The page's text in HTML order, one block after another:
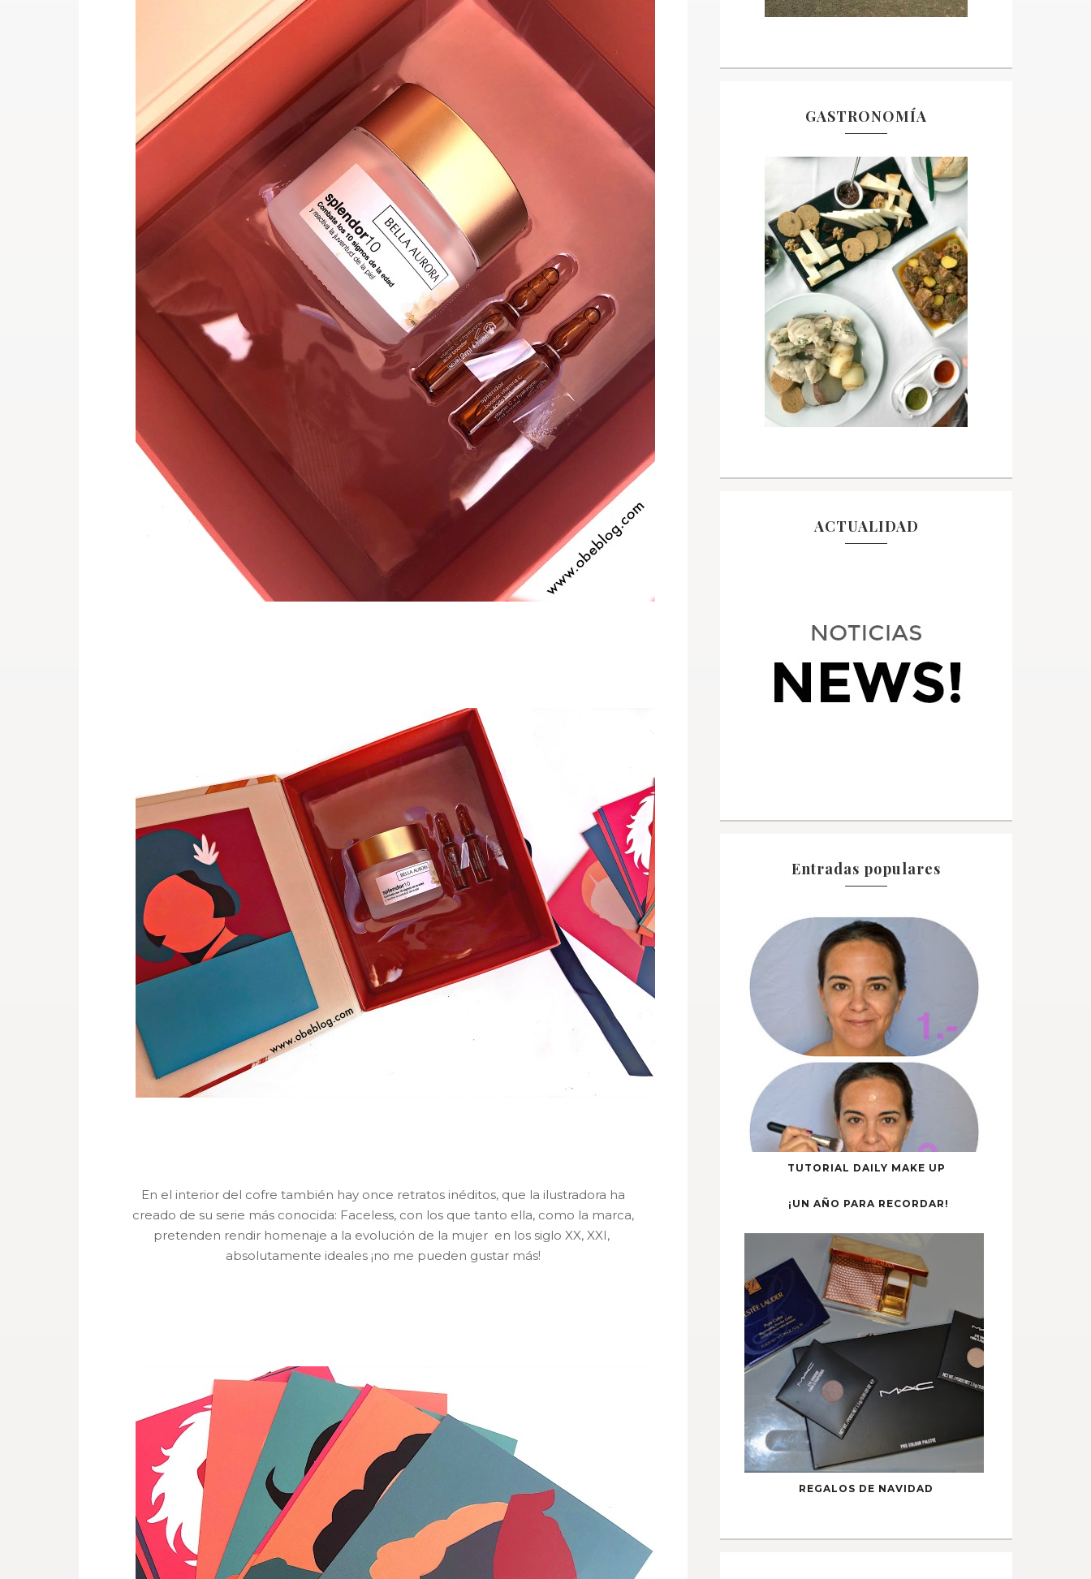
En el interior del cofre también hay once retratos inéditos, que la ilustradora ha
creado de su serie más conocida: Faceless, con los que tanto ella, como la marca,
pretenden rendir homenaje a la evolución de la mujer en los siglo XX, XXI,
absolutamente ideales ¡no me pueden gustar más!
GASTRONOMÍA
ACTUALIDAD
Entradas populares
TUTORIAL DAILY MAKE UP
¡UN AÑO PARA RECORDAR!
REGALOS DE NAVIDAD